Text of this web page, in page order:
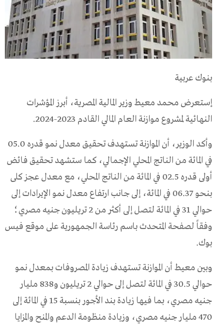
بنوك عربية
إستعرض محمد معيط وزير المالية المصرية، أبرز المؤشرات
النهائية لمشروع موازنة العام المالي القادم 2023-2024.
وأكد الوزير، أن الموازنة تستهدف تحقيق معدل نمو قدره 05.0
في المائة من الناتج المحلي الإجمالي، كما ستشهد تحقيق فائض
أولى قدره 02.5 في المائة من الناتج المحلي، مع معدل عجز كلى
بنحو 06.37 في المائة، إلى جانب ارتفاع معدل نمو الإيرادات إلى
حوالي 31 في المائة لتصل إلى أكثر من 2 تريليون جنيه مصري؛
وفقاً لصفحة المتحدث باسم رئاسة الجمهورية على موقع فيس
بوك.
وبين معيط أن الموازنة تستهدف زيادة المصروفات بمعدل نمو
حوالي 30.5 في المائة لتصل إلى حوالي 2 تريليون و838 مليار
جنيه مصري، بما فيها زيادة بند الأجور بنسبة 15 في المائة إلى
470 مليار جنيه مصري، وزيادة منظومة الدعم والمنح والمزايا